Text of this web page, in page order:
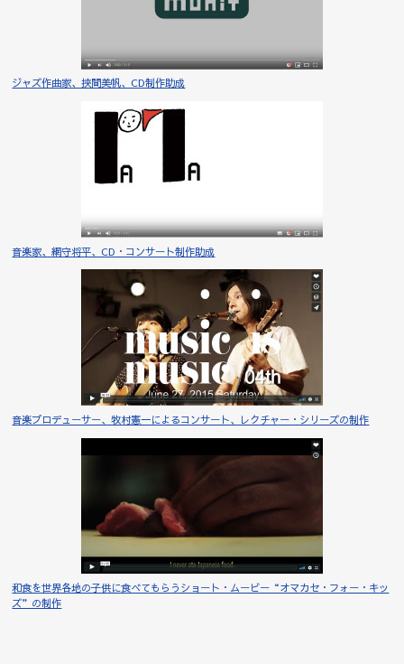
ジャズ作曲家、挾間美帆、CD制作助成
音楽家、網守将平、CD・コンサート制作助成
音楽プロデューサー、牧村憲一によるコンサート、レクチャー・シリーズの制作
和食を世界各地の子供に食べてもらうショート・ムービー“オマカセ・フォー・キッ
ズ”の制作